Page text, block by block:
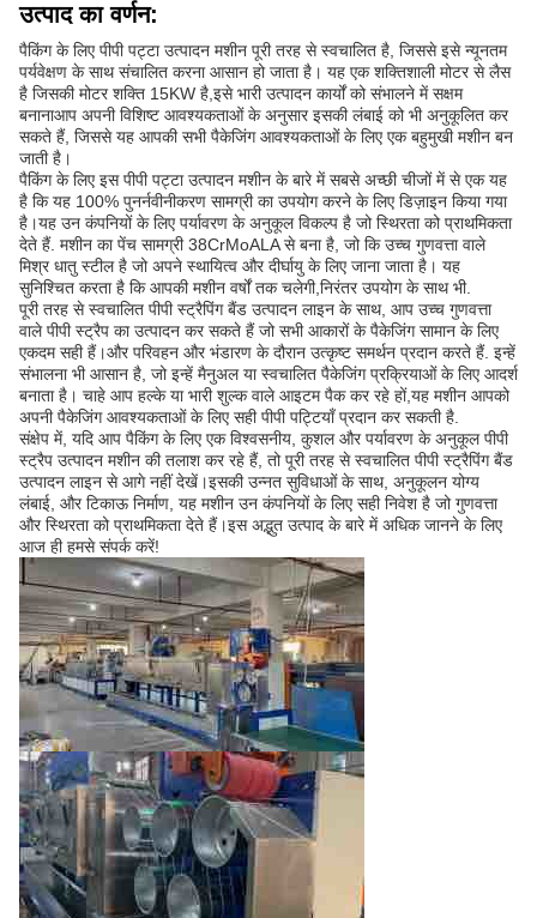
उत्पाद का वर्णन:
पैकिंग के लिए पीपी पट्टा उत्पादन मशीन पूरी तरह से स्वचालित है, जिससे इसे न्यूनतम
पर्यवेक्षण के साथ संचालित करना आसान हो जाता है। यह एक शक्तिशाली मोटर से लैस
है जिसकी मोटर शक्ति 15KW है,इसे भारी उत्पादन कार्यों को संभालने में सक्षम
बनानाआप अपनी विशिष्ट आवश्यकताओं के अनुसार इसकी लंबाई को भी अनुकूलित कर
सकते हैं, जिससे यह आपकी सभी पैकेजिंग आवश्यकताओं के लिए एक बहुमुखी मशीन बन
जाती है।
पैकिंग के लिए इस पीपी पट्टा उत्पादन मशीन के बारे में सबसे अच्छी चीजों में से एक यह
है कि यह 100% पुनर्नवीनीकरण सामग्री का उपयोग करने के लिए डिज़ाइन किया गया
है।यह उन कंपनियों के लिए पर्यावरण के अनुकूल विकल्प है जो स्थिरता को प्राथमिकता
देते हैं. मशीन का पेंच सामग्री 38CrMoALA से बना है, जो कि उच्च गुणवत्ता वाले
मिश्र धातु स्टील है जो अपने स्थायित्व और दीर्घायु के लिए जाना जाता है। यह
सुनिश्चित करता है कि आपकी मशीन वर्षों तक चलेगी,निरंतर उपयोग के साथ भी.
पूरी तरह से स्वचालित पीपी स्ट्रैपिंग बैंड उत्पादन लाइन के साथ, आप उच्च गुणवत्ता
वाले पीपी स्ट्रैप का उत्पादन कर सकते हैं जो सभी आकारों के पैकेजिंग सामान के लिए
एकदम सही हैं।और परिवहन और भंडारण के दौरान उत्कृष्ट समर्थन प्रदान करते हैं. इन्हें
संभालना भी आसान है, जो इन्हें मैनुअल या स्वचालित पैकेजिंग प्रक्रियाओं के लिए आदर्श
बनाता है। चाहे आप हल्के या भारी शुल्क वाले आइटम पैक कर रहे हों,यह मशीन आपको
अपनी पैकेजिंग आवश्यकताओं के लिए सही पीपी पट्टियाँ प्रदान कर सकती है.
संक्षेप में, यदि आप पैकिंग के लिए एक विश्वसनीय, कुशल और पर्यावरण के अनुकूल पीपी
स्ट्रैप उत्पादन मशीन की तलाश कर रहे हैं, तो पूरी तरह से स्वचालित पीपी स्ट्रैपिंग बैंड
उत्पादन लाइन से आगे नहीं देखें।इसकी उन्नत सुविधाओं के साथ, अनुकूलन योग्य
लंबाई, और टिकाऊ निर्माण, यह मशीन उन कंपनियों के लिए सही निवेश है जो गुणवत्ता
और स्थिरता को प्राथमिकता देते हैं।इस अद्भुत उत्पाद के बारे में अधिक जानने के लिए
आज ही हमसे संपर्क करें!